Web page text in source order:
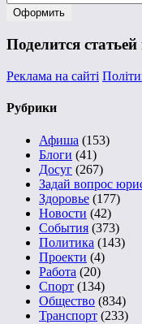
Поделится статьей
Реклама на сайті
Рубрики
Афиша (153)
Блоги (41)
Досуг (267)
Задай вопрос
Здоровье (177)
Новости (42)
События (373)
Политика (143)
Проекти (4)
Работа (20)
Спорт (134)
Общество (834)
Транспорт (233)